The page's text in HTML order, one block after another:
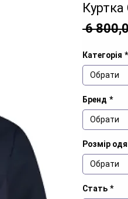
Куртка
6
Категорія *
Обрати
Бренд *
Обрати
Розмір
Обрати
Стать *